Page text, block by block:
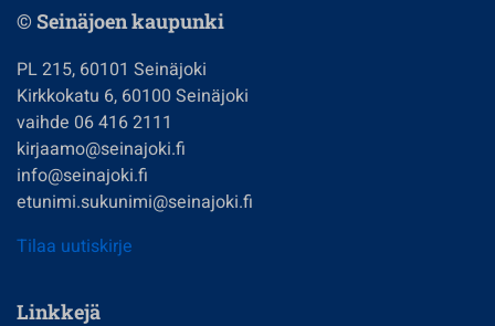
© Seinäjoen kaupunki
PL 215, 60101 Seinäjoki
Kirkkokatu 6, 60100 Seinäjoki
vaihde 06 416 2111
kirjaamo@seinajoki.fi
info@seinajoki.fi
etunimi.sukunimi@seinajoki.fi
Tilaa uutiskirje
Linkkejä